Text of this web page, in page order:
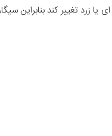
زرد تغییر کند بنابراین